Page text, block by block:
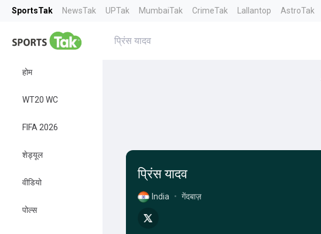
SportsTak NewsTak UPTak MumbaiTak CrimeTak Lallantop AstroTak
होम
WT20 WC
FIFA 2026
शेड्यूल
वीडियो
पोल्स
प्रिंस यादव
प्रिंस यादव
India • गेंदबाज़